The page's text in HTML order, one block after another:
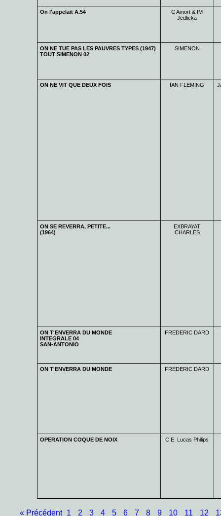
On l'appelait A.54
C Amort & IM
Jedlicka
ON NE TUE PAS LES PAUVRES TYPES (1947)
TOUT SIMENON 02
SIMENON
ON NE VIT QUE DEUX FOIS IAN FLEMING
ON SE REVERRA, PETITE...
(1964)
EXBRAYAT
CHARLES
ON T'ENVERRA DU MONDE
INTEGRALE 04
SAN-ANTONIO
FREDERIC DARD
ON T'ENVERRA DU MONDE FREDERIC DARD
OPERATION COQUE DE NOIX C.E. Lucas Philips
« Précédent 1 2 3 4 5 6 7 8 9 10 11 12